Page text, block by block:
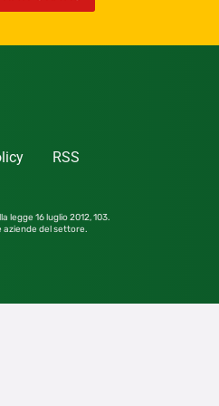
RSS
legge 16 luglio 2012,103.
aziende del settore.